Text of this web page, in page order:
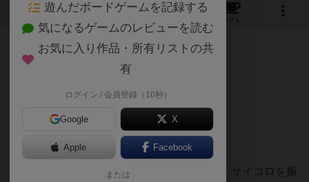
9 7
カフェ
129名 2名 0 9ヶ月前
ねこのにゃん生を体験できるボードゲーム。
4人プレイ 30分ぐらいで終わりました。
ルールは普通のすごろくゲームと変わらず、サイコロを振
遊んだボードゲームを記録する
気になるゲームのレビューを読む
お気に入り作品・所有リストの共
有
ログイン / 会員登録（10秒）
Google X
Apple Facebook
または